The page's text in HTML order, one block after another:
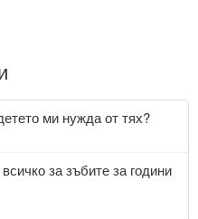
ми нужда от тях?
за зъбите за години